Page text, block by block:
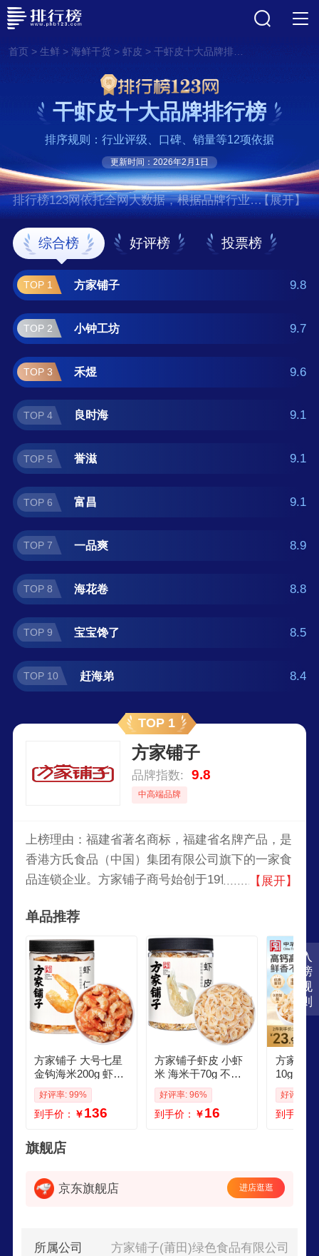
首页> 生鲜> 海鲜干货> 虾皮 > 干虾皮十大品牌排行榜
入
榜
规
则
干虾皮十大品牌排行榜
排序规则：行业评级、口碑、销量等12项依据
更新时间：2026年2月1日
排行榜123网依托全网大数据，根据品牌行业评
级、口碑、销量等12项指标依据，评选出了干
虾皮十大品牌排行榜，前十名分别是方家铺
子、小钟工坊、禾煜、良时海、誉滋、富昌、
一品爽、海花卷、宝宝馋了、赶海弟 。如果您
正在查找干虾皮什么牌子好？那么本干虾皮十
大品牌榜单可供您作为选购参考，我们致力于
用最真实的数据提供干虾皮品牌推荐，让您选
得放心。(榜单每月更新一次)
【展开】
综合榜 好评榜 投票榜
TOP 1 方家铺子 9.8
TOP 2 小钟工坊 9.7
TOP 3 禾煜 9.6
TOP 4 良时海 9.1
TOP 5 誉滋 9.1
TOP 6 富昌 9.1
TOP 7 一品爽 8.9
TOP 8 海花卷 8.8
TOP 9 宝宝馋了 8.5
TOP 10 赶海弟 8.4
TOP 1
方家铺子
品牌指数: 9.8
中高端品牌
上榜理由：福建省著名商标，福建省名牌产品，是
香港方氏食品（中国）集团有限公司旗下的一家食
品连锁企业。方家铺子商号始创于19世纪，拥有一
被业界誉为“干货泰斗”，品牌旗下有10大产品类
目，细分产品已超过550款，核心产品是南北干
货、粮油米面、健康滋补食材。
【展开】
单品推荐
方家铺子 大号七星
金钩海米200g 虾仁
干 淡干虾干不咸 虾
米虾皮 粽子食材
好评率: 99%
到手价： ￥136
方家铺子虾皮 小虾
米 海米干70g 不咸
可打粉
好评率: 96%
到手价： ￥16
方家铺
10g 海
可打粉
虾干海
好评率:
到手价：
旗舰店
京东旗舰店 进店逛逛
所属公司 方家铺子(莆田)绿色食品有限公司